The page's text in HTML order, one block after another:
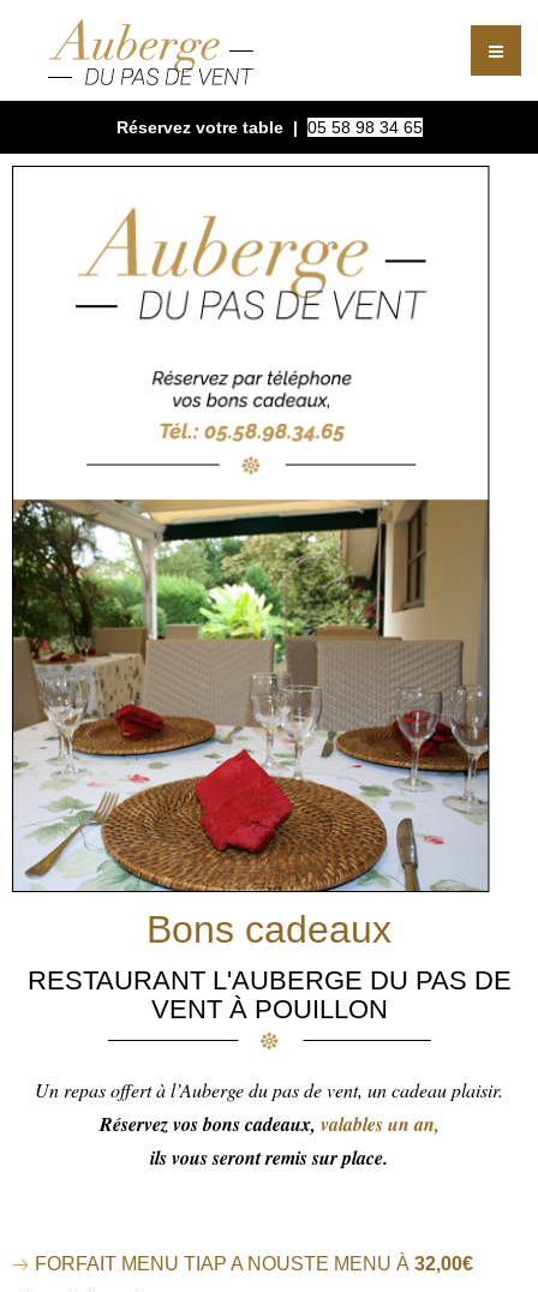
Réservez votre table | 05 58 98 34 65
Bons cadeaux
RESTAURANT L'AUBERGE DU PAS DE
VENT À POUILLON
Un repas offert à l’Auberge du pas de vent, un cadeau plaisir.
Réservez vos bons cadeaux, valables un an,
ils vous seront remis sur place.
FORFAIT MENU TIAP A NOUSTE MENU À 32,00€